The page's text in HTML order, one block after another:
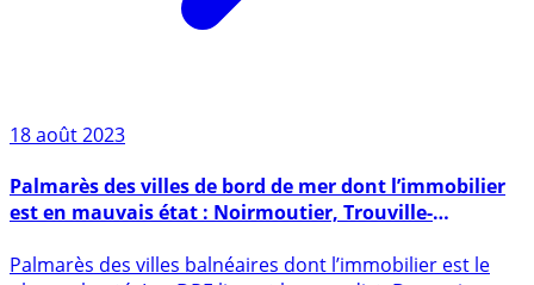
18 août 2023
est en mauvais état : Noirmoutier, Trouville-